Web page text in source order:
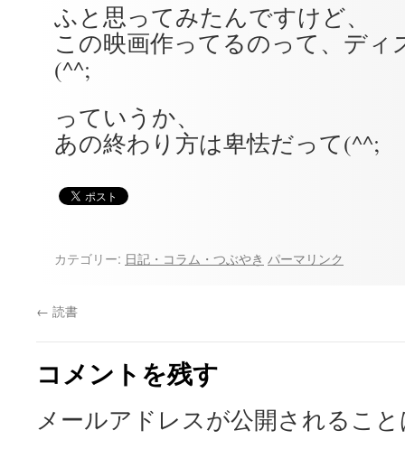
ふと思ってみたんですけど、
この映画作ってるのって、ディ
(^^;
っていうか、
あの終わり方は卑怯だって(^^;
カテゴリー: 日記・コラム・つぶやき パーマリンク
← 読書
コメントを残す
メールアドレスが公開されるこ